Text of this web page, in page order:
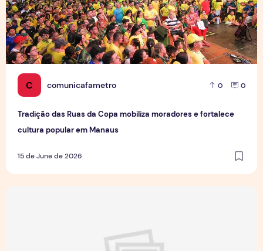
C comunicafametro 0 0
Tradição das Ruas da Copa mobiliza moradores e fortalece
cultura popular em Manaus
15 de June de 2026